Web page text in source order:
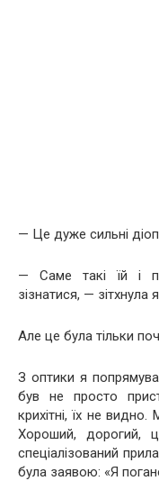
— Це дуже сильні
— Саме такі їй і
зізнатися, — зітхнула
Але це була тільки
З оптики я
був не просто
крихітні, їх не
Хороший, дорогий,
спеціалізований
була заявою: «Я